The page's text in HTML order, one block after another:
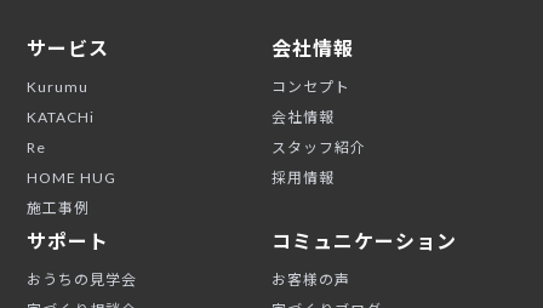
サービス
Kurumu
KATACHi
Re
HOME HUG
施工事例
会社情報
コンセプト
会社情報
スタッフ紹介
採用情報
サポート
おうちの見学会
コミュニケーション
お客様の声